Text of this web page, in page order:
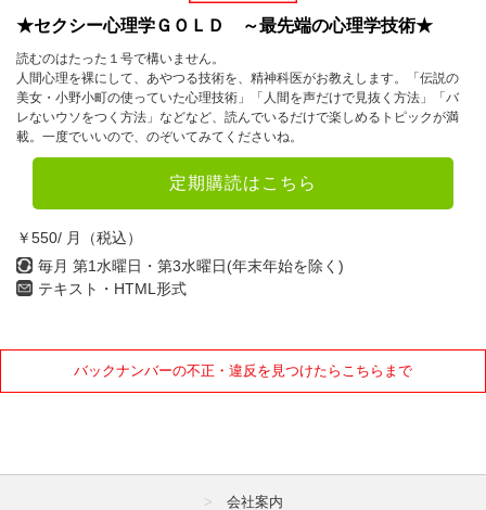
★セクシー心理学ＧＯＬＤ ～最先端の心理学技術★
読むのはたった１号で構いません。
人間心理を裸にして、あやつる技術を、精神科医がお教えします。「伝説の
美女・小野小町の使っていた心理技術」「人間を声だけで見抜く方法」「バ
レないウソをつく方法」などなど、読んでいるだけで楽しめるトピックが満
載。一度でいいので、のぞいてみてくださいね。
定期購読はこちら
￥550/ 月（税込）
毎月 第1水曜日・第3水曜日(年末年始を除く)
テキスト・HTML形式
バックナンバーの不正・違反を見つけたらこちらまで
会社案内